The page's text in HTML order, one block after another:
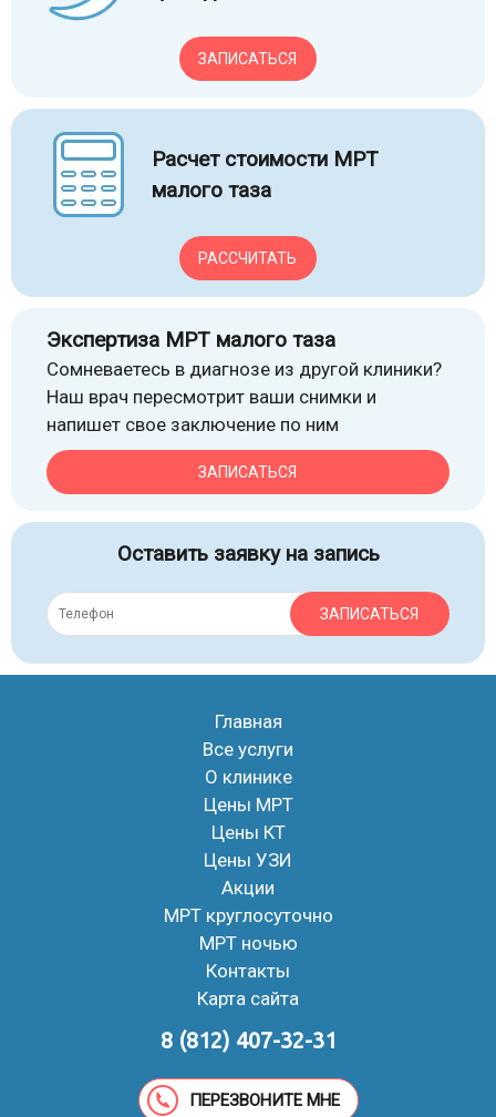
ЗАПИСАТЬСЯ
Расчет стоимости МРТ
малого таза
РАССЧИТАТЬ
Экспертиза МРТ малого таза
Сомневаетесь в диагнозе из другой клиники?
Наш врач пересмотрит ваши снимки и
напишет свое заключение по ним
ЗАПИСАТЬСЯ
Оставить заявку на запись
ЗАПИСАТЬСЯ
Главная
Все услуги
О клинике
Цены МРТ
Цены КТ
Цены УЗИ
Акции
МРТ круглосуточно
МРТ ночью
Контакты
Карта сайта
8 (812) 407-32-31
ПЕРЕЗВОНИТЕ МНЕ